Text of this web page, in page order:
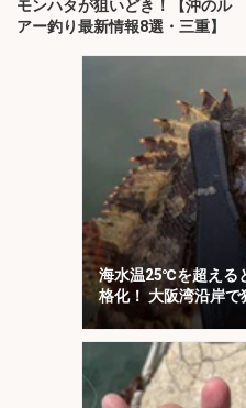
モンハタが狙いどき！【沖のル
アー釣り最新情報8選・三重】
海水温25℃を超える
格化！ 大阪湾沿岸
紹介